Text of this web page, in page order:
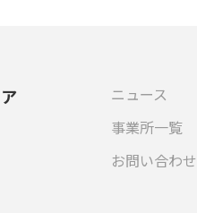
ニュース
事業所一覧
お問い合わせ